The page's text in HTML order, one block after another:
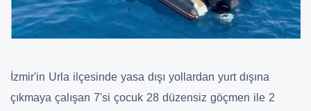
İzmir'in Urla ilçesinde yasa dışı yollardan yurt dışına
çıkmaya çalışan 7'si çocuk 28 düzensiz göçmen ile 2